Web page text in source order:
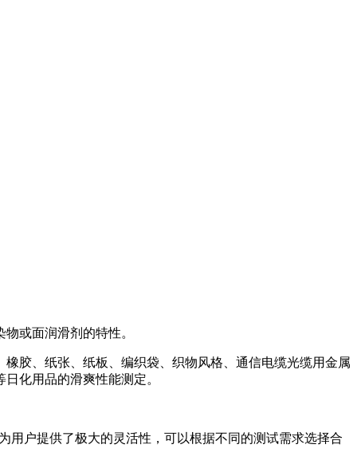
或面润滑剂的特性。
胶、纸张、纸板、编织袋、织物风格、通信电缆光缆用金属
化用品的滑爽性能测定。
用户提供了极大的灵活性，可以根据不同的测试需求选择合